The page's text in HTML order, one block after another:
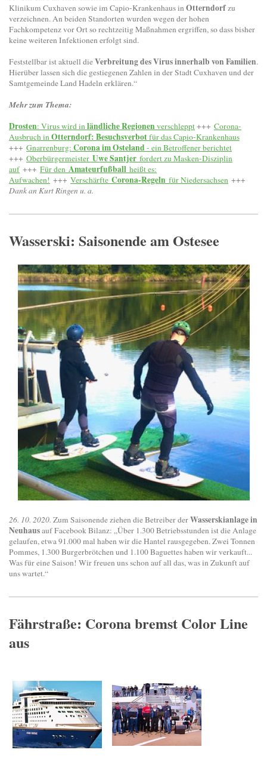
Klinikum Cuxhaven sowie im Capio-Krankenhaus in Otterndorfzu
verzeichnen. An beiden Standorten wurden wegen der hohen
Fachkompetenz vor Ort so rechtzeitig Maßnahmen ergriffen, so dass bisher
keine weiteren Infektionen erfolgt sind.
Feststellbar ist aktuell dieVerbreitung des Virus innerhalb von Familien.
Hierüber lassen sich die gestiegenen Zahlen in der Stadt Cuxhaven und der
Samtgemeinde Land Hadeln erklären.“
Mehr zum Thema:
Drosten: Virus wird inländliche Regionen verschleppt+++ Corona-
Ausbruch inOtterndorf: Besuchsverbotfür das Capio-Krankenhaus
+++ Gnarrenburg: Corona im Osteland - ein Betroffener berichtet
+++ Oberbürgermeister Uwe Santjer fordert zu Masken-Disziplin
auf +++ Für den Amateurfußball heißt es:
Aufwachen! +++ Verschärfte Corona-Regeln für Niedersachsen +++
Dank an Kurt Ringen u. a.
Wasserski: Saisonende am Ostesee
26. 10. 2020. Zum Saisonende ziehen die Betreiber derWasserskianlage in
Neuhausauf Facebook Bilanz: „Über 1.300 Betriebsstunden ist die Anlage
gelaufen, etwa 91.000 mal haben wir die Hantel rausgegeben. Zwei Tonnen
Pommes, 1.300 Burgerbrötchen und 1.100 Baguettes haben wir verkauft...
Was für eine Saison! Wir freuen uns schon auf all das, was in Zukunft auf
uns wartet.“
Fährstraße: Corona bremst Color Line
aus